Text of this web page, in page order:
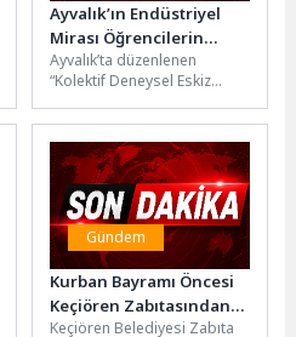
Ayvalık’ın Endüstriyel
Mirası Öğrencilerin
Eskizleriyle Yeniden
Keşfedildi
Ayvalık’ta düzenlenen
“Kolektif Deneysel Eskiz
akademisyenleri, eğitimciler
ve lise öğrencilerini bir araya
getirerek...
Gündem
Kurban Bayramı Öncesi
Keçiören Zabıtasından
Sıkı Denetim
Keçiören Belediyesi Zabıta